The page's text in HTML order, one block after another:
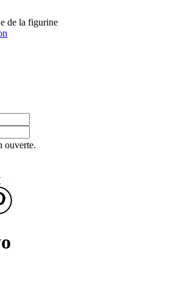
de la figurine
ouverte.